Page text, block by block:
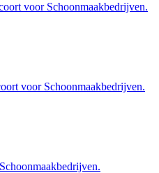
voor Schoonmaakbedrijven.
voor Schoonmaakbedrijven.
Schoonmaakbedrijven.